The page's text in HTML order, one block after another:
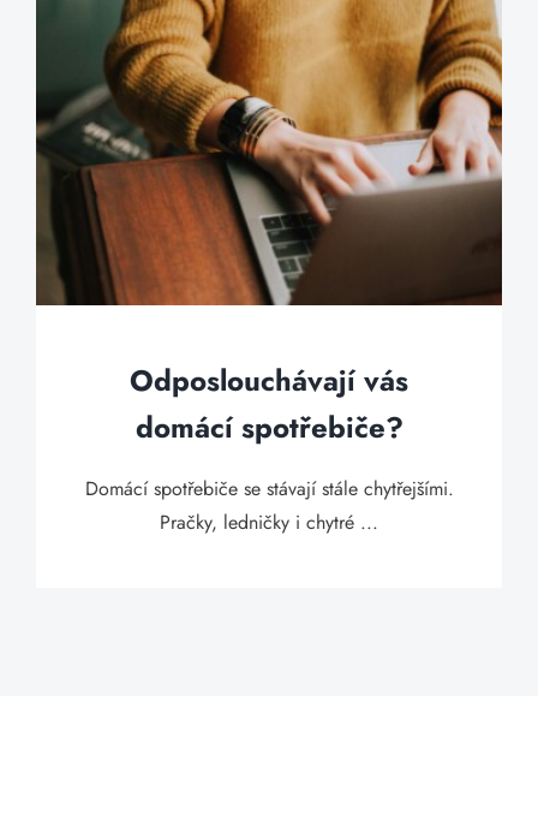
Odposlouchávají vás
domácí spotřebiče?
Domácí spotřebiče se stávají stále chytřejšími.
Pračky, ledničky i chytré ...